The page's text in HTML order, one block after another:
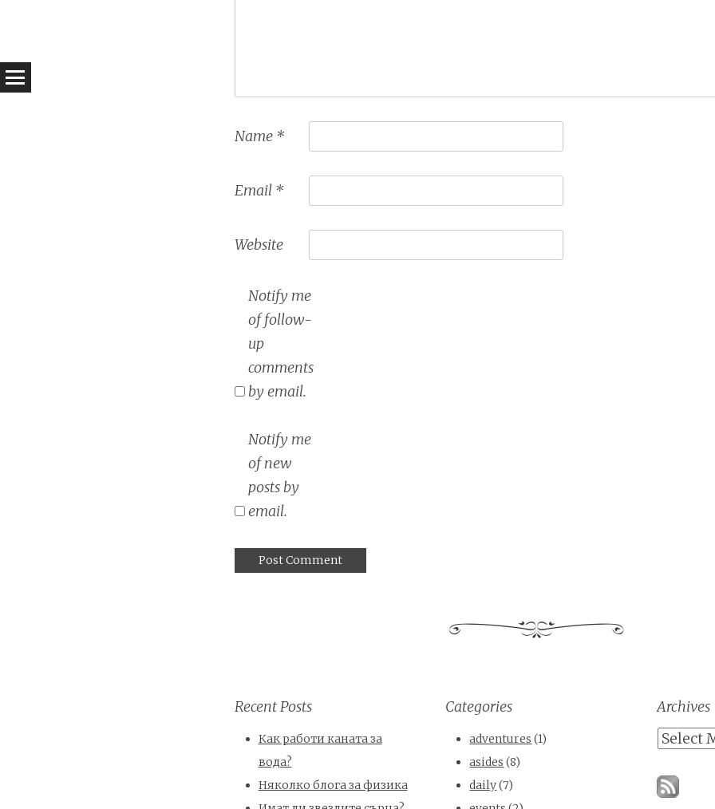
Name *
Email *
Website
Notify me
of follow-
up
comments
by email.
Notify me
of new
posts by
email.
Recent Posts
Как работи каната за
вода?
Няколко блога за физика
Categories
adventures (1)
asides (8)
daily(7)
Archives
Archives